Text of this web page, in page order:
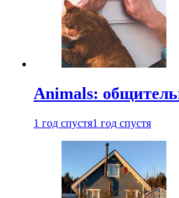
Animals:
1 год спустя1 год спустя